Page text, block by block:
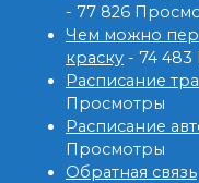
- 77 826
Чем можно
краску - 74
Расписание
Просмотры
Расписание
Просмотры
Обратная связь